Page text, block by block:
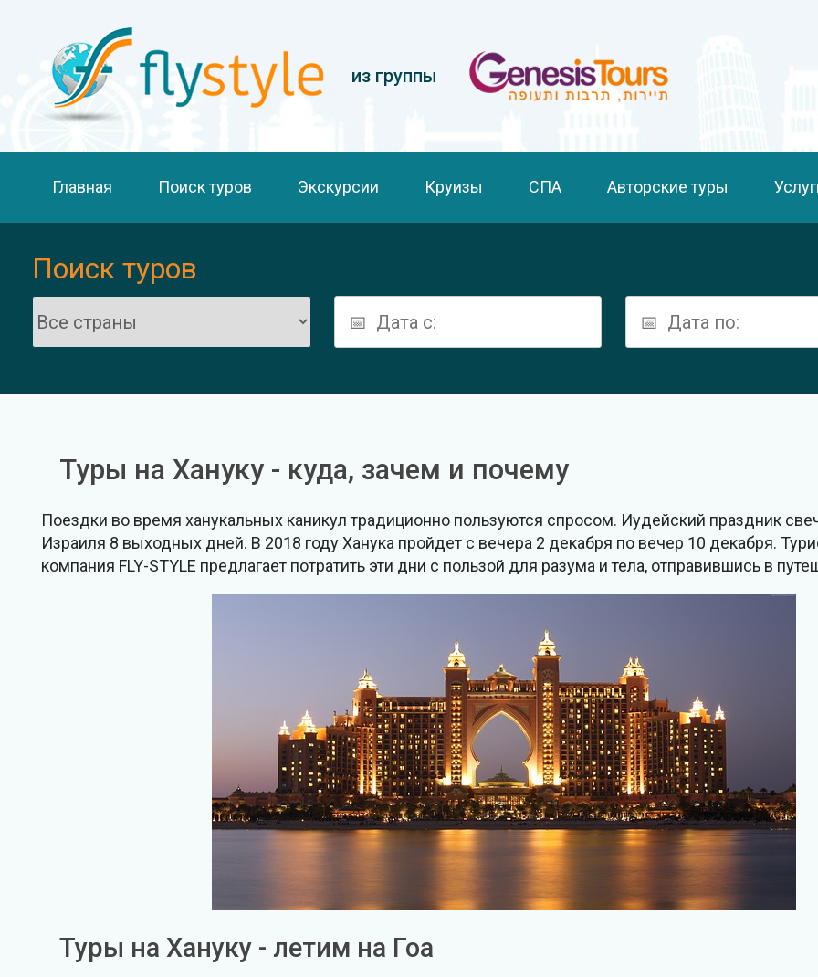
из группы
Главная Поиск туров Экскурсии Круизы СПА Авторские туры
Поиск туров
Туры на Хануку - куда, зачем и почему
Поездки во время ханукальных каникул традиционно пользуются спросом. Иудейский праздник
Израиля 8 выходных дней. В 2018 году Ханука пройдет с вечера 2 декабря по вечер 10 декабря.
компания FLY-STYLE предлагает потратить эти дни с пользой для разума и тела, отправившись в
Туры на Хануку - летим на Гоа